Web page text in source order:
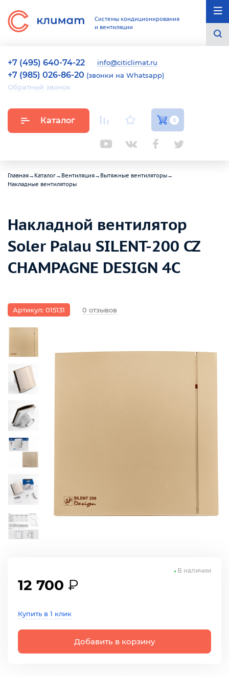
Системы кондиционирования
и вентиляции
+7 (495) 640-74-22 info@citiclimat.ru
+7 (985) 026-86-20 (звонки на Whatsapp)
Обратный звонок
Каталог 0
Главная→ Каталог→ Вентиляция→ Вытяжные вентиляторы→
Накладные вентиляторы
Накладной вентилятор
Soler Palau SILENT-200 CZ
CHAMPAGNE DESIGN 4C
Артикул: 015131 0 отзывов
12 700 ₽
Купить в 1 клик
Добавить в корзину
В наличии